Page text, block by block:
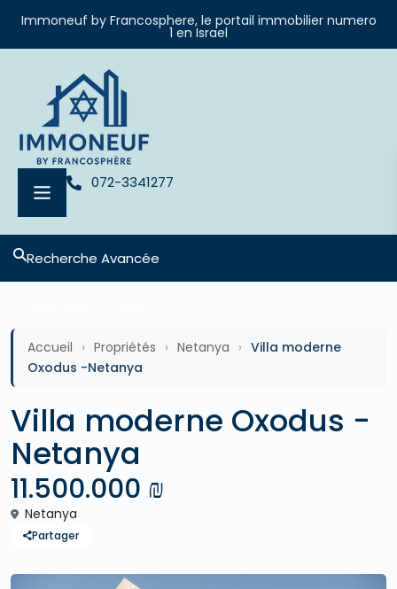
Immoneuf by Francosphere, le portail immobilier numero
1 en Israel
072-3341277
Recherche Avancée
Accueil › Propriétés › Netanya › Villa moderne
Oxodus -Netanya
Villa moderne Oxodus -
Netanya
11.500.000 ₪
Netanya
Partager